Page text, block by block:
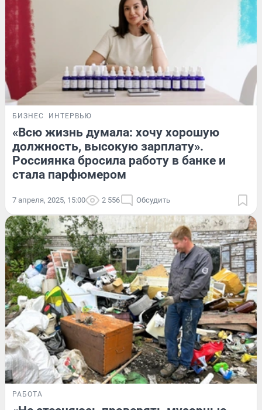
БИЗНЕС ИНТЕРВЬЮ
«Всю жизнь думала: хочу хорошую
должность, высокую зарплату».
Россиянка бросила работу в банке и
стала парфюмером
7 апреля, 2025, 15:00 2 556 Обсудить
РАБОТА